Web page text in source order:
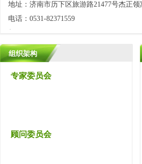
专家委员会
顾问委员会
组织架构
地址：济南市历下区旅游路21477号杰正
电话：0531-82371559